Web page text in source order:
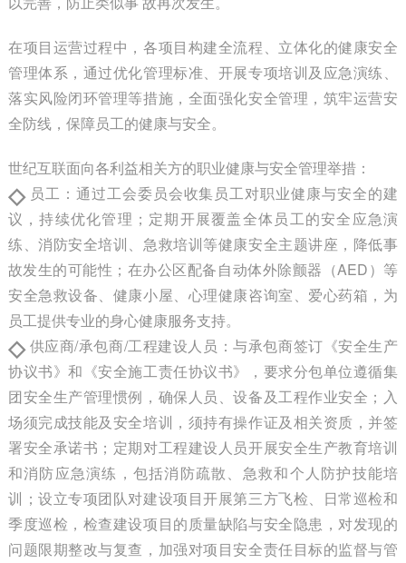
在项目运营过程中，各项目构建全流程、立体化的健康安全
管理体系，通过优化管理标准、开展专项培训及应急演练、
落实风险闭环管理等措施，全面强化安全管理，筑牢运营安
全防线，保障员工的健康与安全。
世纪互联面向各利益相关方的职业健康与安全管理举措：
◇ 员工：通过工会委员会收集员工对职业健康与安全的建
议，持续优化管理；定期开展覆盖全体员工的安全应急演
练、消防安全培训、急救培训等健康安全主题讲座，降低事
故发生的可能性；在办公区配备自动体外除颤器（AED）等
安全急救设备、健康小屋、心理健康咨询室、爱心药箱，为
员工提供专业的身心健康服务支持。
◇ 供应商/承包商/工程建设人员：与承包商签订《安全生产
协议书》和《安全施工责任协议书》，要求分包单位遵循集
团安全生产管理惯例，确保人员、设备及工程作业安全；入
场须完成技能及安全培训，须持有操作证及相关资质，并签
署安全承诺书；定期对工程建设人员开展安全生产教育培训
和消防应急演练，包括消防疏散、急救和个人防护技能培
训；设立专项团队对建设项目开展第三方飞检、日常巡检和
季度巡检，检查建设项目的质量缺陷与安全隐患，对发现的
问题限期整改与复查，加强对项目安全责任目标的监督与管